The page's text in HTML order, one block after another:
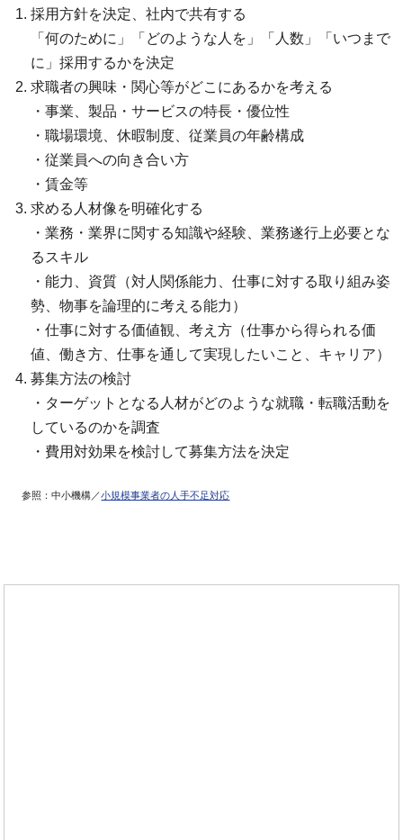
採用方針を決定、社内で共有する
「何のために」「どのような人を」「人数」「いつまで
に」採用するかを決定
求職者の興味・関心等がどこにあるかを考える
・事業、製品・サービスの特長・優位性
・職場環境、休暇制度、従業員の年齢構成
・従業員への向き合い方
・賃金等
求める人材像を明確化する
・業務・業界に関する知識や経験、業務遂行上必要とな
るスキル
・能力、資質（対人関係能力、仕事に対する取り組み姿
勢、物事を論理的に考える能力）
・仕事に対する価値観、考え方（仕事から得られる価
値、働き方、仕事を通して実現したいこと、キャリア）
募集方法の検討
・ターゲットとなる人材がどのような就職・転職活動を
しているのかを調査
・費用対効果を検討して募集方法を決定
参照：中小機構／小規模事業者の人手不足対応